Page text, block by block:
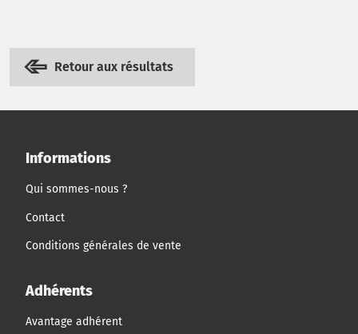
Retour aux résultats
Informations
Qui sommes-nous ?
Contact
Conditions générales de vente
Adhérents
Avantage adhérent